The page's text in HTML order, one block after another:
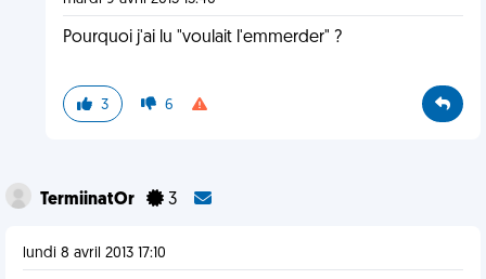
Pourquoi j'ai lu "voulait l'emmerder" ?
3 6
TermiinatOr 3
lundi 8 avril 2013 17:10